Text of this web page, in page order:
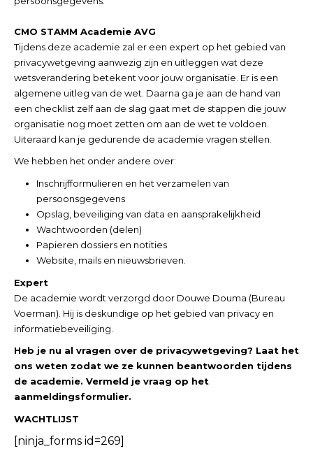
CMO STAMM Academie AVG
Tijdens deze academie zal er een expert op het gebied van
privacywetgeving aanwezig zijn en uitleggen wat deze
wetsverandering betekent voor jouw organisatie. Er is een
algemene uitleg van de wet. Daarna ga je aan de hand van
een checklist zelf aan de slag gaat met de stappen die jouw
organisatie nog moet zetten om aan de wet te voldoen.
Uiteraard kan je gedurende de academie vragen stellen.
We hebben het onder andere over:
Inschrijfformulieren en het verzamelen van
persoonsgegevens
Opslag, beveiliging van data en aansprakelijkheid
Wachtwoorden (delen)
Papieren dossiers en notities
Website, mails en nieuwsbrieven.
Expert
De academie wordt verzorgd door Douwe Douma (Bureau
Voerman). Hij is deskundige op het gebied van privacy en
informatiebeveiliging.
Heb je nu al vragen over de privacywetgeving? Laat het
ons weten zodat we ze kunnen beantwoorden tijdens
de academie. Vermeld je vraag op het
aanmeldingsformulier.
WACHTLIJST
[ninja_forms id=269]